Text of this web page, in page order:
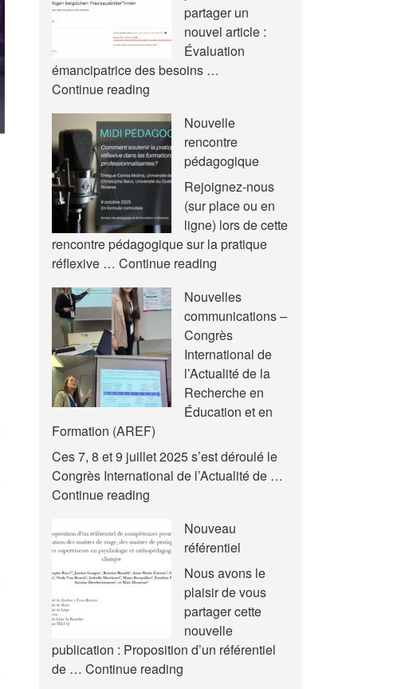
partager un
nouvel article :
Évaluation
émancipatrice des besoins …
Continue reading
Nouvelle
rencontre
pédagogique
Rejoignez-nous
(sur place ou en
ligne) lors de cette
rencontre pédagogique sur la pratique
réflexive …Continue reading
pédagogique
Nouvelles
communications –
Congrès
International de
l’Actualité de la
Recherche en
Éducation et en
Formation (AREF)
Ces 7, 8 et 9 juillet 2025 s’est déroulé le
Congrès International de l’Actualité de …
Continue reading
–
Congrès
International
l’Actualité
la
Recherche
Nouveau
référentiel
Nous avons le
plaisir de vous
partager cette
nouvelle
publication : Proposition d’un référentiel
de …Continue reading